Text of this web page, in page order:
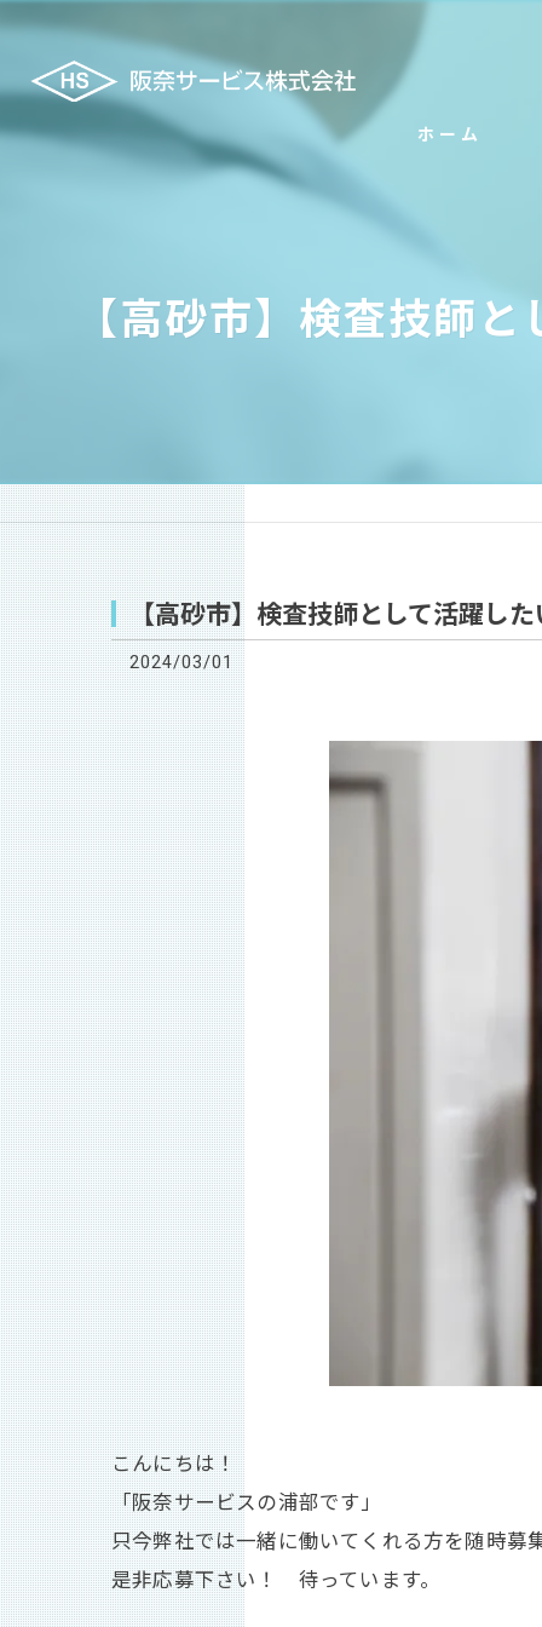
ホーム
【高砂市】検査技師
【高砂市】検査技師として活躍し
2024/03/01
こんにちは！
「阪奈サービスの浦部です」
只今弊社では一緒に働いてくれる方を随時募
是非応募下さい！ 待っています。